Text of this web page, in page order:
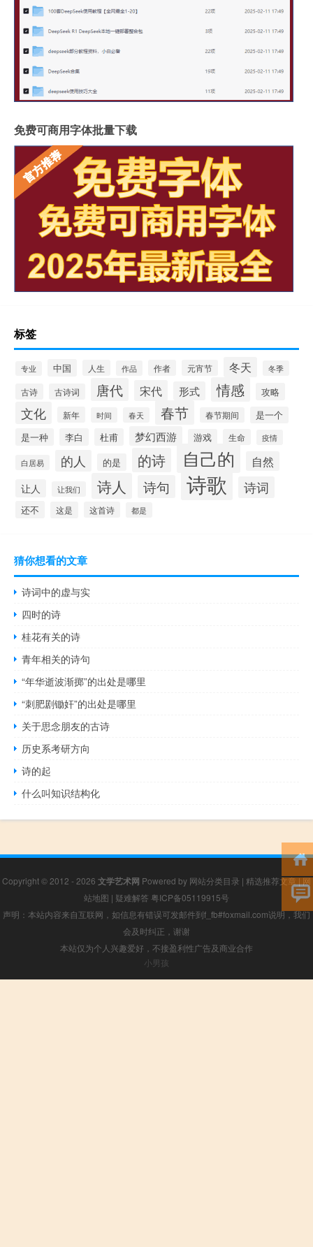
免费可商用字体批量下载
标签
专业 中国 人生 作品 作者 元宵节 冬天 冬季
古诗 古诗词 唐代 宋代 形式 情感 攻略
文化 新年 时间 春天 春节 春节期间 是一个
是一种 李白 杜甫 梦幻西游 游戏 生命 疫情
白居易 的人 的是 的诗 自己的 自然
让人 让我们 诗人 诗句 诗歌 诗词
还不 这是 这首诗 都是
猜你想看的文章
诗词中的虚与实
四时的诗
桂花有关的诗
青年相关的诗句
“年华逝波渐掷”的出处是哪里
“刺肥剧锄奸”的出处是哪里
关于思念朋友的古诗
历史系考研方向
诗的起
什么叫知识结构化
Copyright © 2012 - 2026 文学艺术网 Powered by 网站分类目录 | 精选推荐文章|网
站地图 | 疑难解答 粤ICP备05119915号
声明：本站内容来自互联网，如信息有错误可发邮件到f_fb#foxmail.com说明，我们
会及时纠正，谢谢
本站仅为个人兴趣爱好，不接盈利性广告及商业合作
小男孩